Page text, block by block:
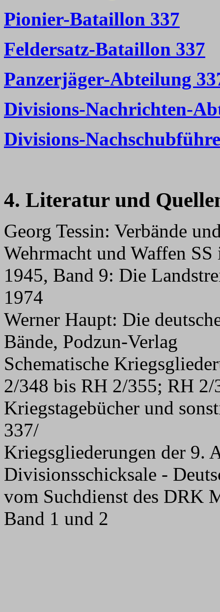
Pionier-Bataillon 337
Feldersatz-Bataillon 337
Panzerjäger-Abteilung
Divisions-Nachrichten-
Divisions-
4. Literatur und
Georg Tessin: Verbände
Wehrmacht und Waffen
1945, Band 9: Die
1974
Werner Haupt: Die
Bände, Podzun-Verlag
Schematische
2/348 bis RH 2/355; RH
Kriegstagebücher und
337/
Kriegsgliederungen der 9.
Divisionsschicksale -
vom Suchdienst des DRK
Band 1 und 2